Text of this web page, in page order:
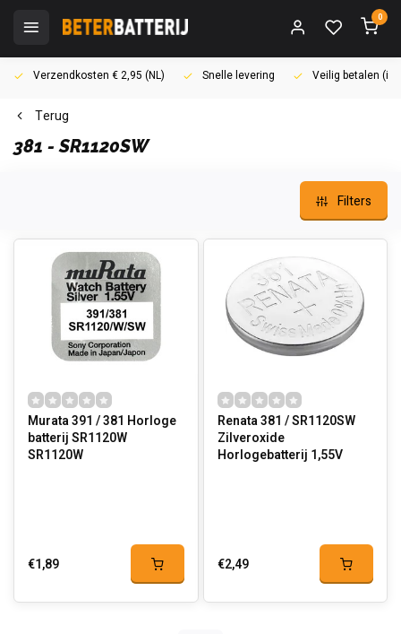
0
Verzendkosten € 2,95 (NL) Snelle levering Veilig betalen
Terug
381 - SR1120SW
Filters
Murata 391 / 381 Horloge
batterij SR1120W
SR1120W
€1,89
Renata 381 / SR1120SW
Zilveroxide
Horlogebatterij 1,55V
€2,49